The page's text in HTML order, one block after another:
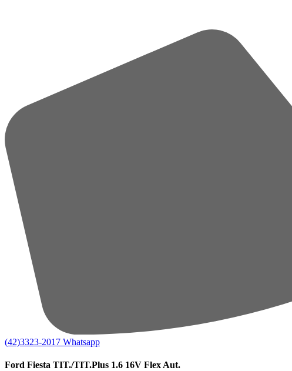
(42)3323-2017 Whatsapp
Ford Fiesta TIT./TIT.Plus 1.6 16V Flex Aut.